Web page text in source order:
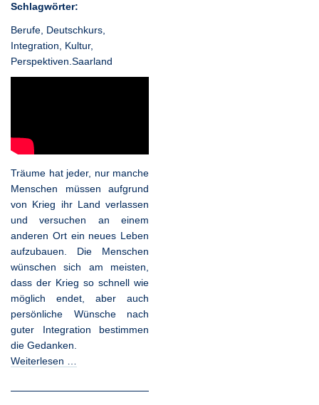
Schlagwörter:
Berufe, Deutschkurs,
Integration, Kultur,
Perspektiven.Saarland
Träume hat jeder, nur manche
Menschen müssen aufgrund
von Krieg ihr Land verlassen
und versuchen an einem
anderen Ort ein neues Leben
aufzubauen. Die Menschen
wünschen sich am meisten,
dass der Krieg so schnell wie
möglich endet, aber auch
persönliche Wünsche nach
guter Integration bestimmen
die Gedanken.
Weiterlesen …